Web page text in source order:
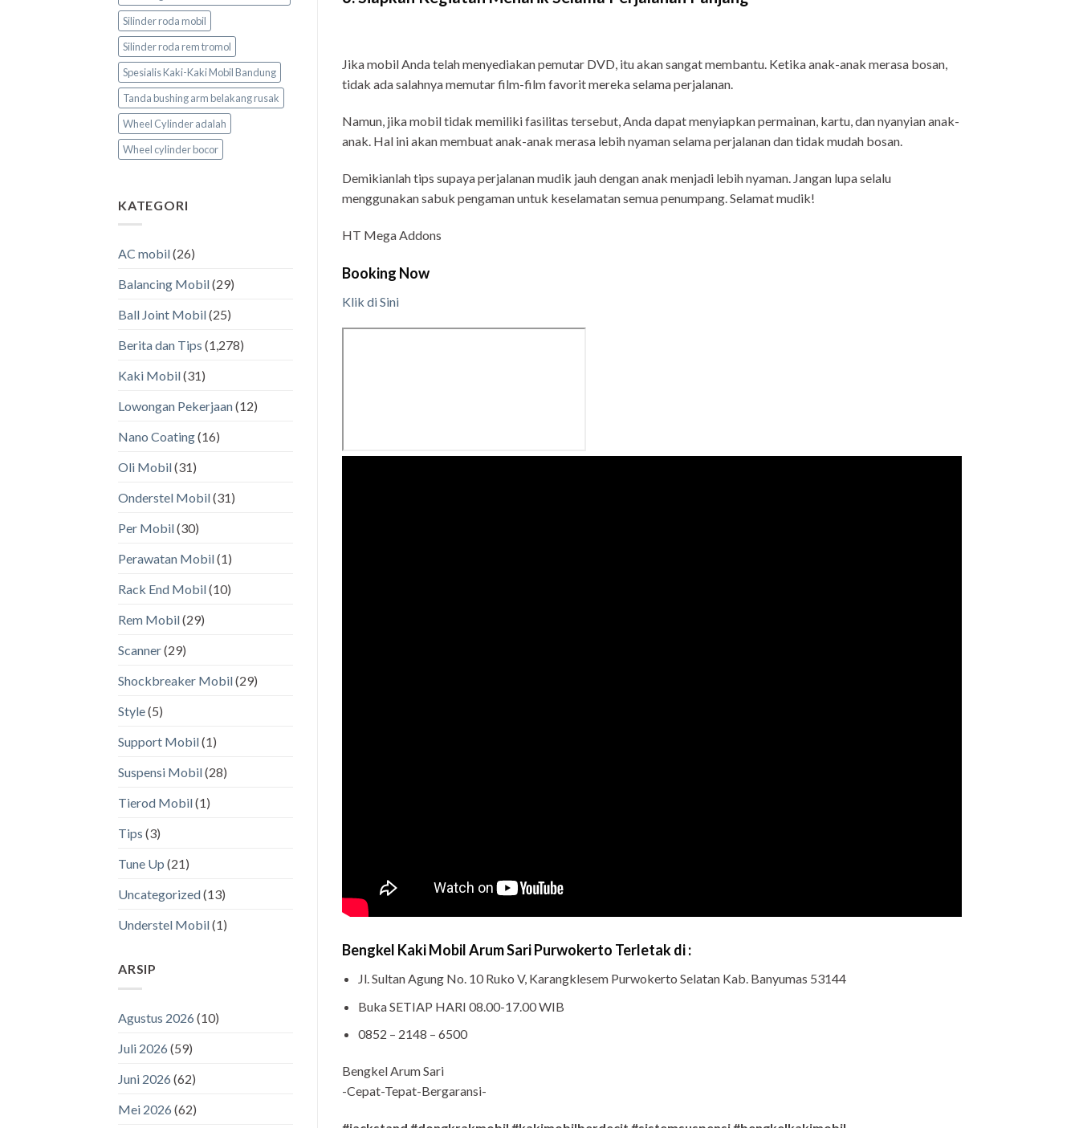
Silinder roda mobil
Silinder roda rem tromol
Spesialis Kaki-Kaki Mobil Bandung
Tanda bushing arm belakang rusak
Wheel Cylinder adalah
Wheel cylinder bocor
KATEGORI
AC mobil(26)
Balancing Mobil(29)
Ball Joint Mobil(25)
Berita dan Tips (1,278)
Kaki Mobil(31)
Lowongan Pekerjaan(12)
Nano Coating(16)
Oli Mobil(31)
Onderstel Mobil(31)
Per Mobil(30)
Perawatan Mobil(1)
Rack End Mobil(10)
Rem Mobil(29)
Scanner(29)
Shockbreaker Mobil(29)
Style(5)
Support Mobil(1)
Suspensi Mobil(28)
Tierod Mobil(1)
Tips (3)
Tune Up (21)
Uncategorized(13)
Understel Mobil(1)
ARSIP
Agustus 2026 (10)
Juli 2026 (59)
Juni 2026 (62)
Mei 2026 (62)
Jika mobil Anda telah menyediakan pemutar DVD, itu akan sangat membantu. Ketika anak-anak merasa bosan,
tidak ada salahnya memutar film-film favorit mereka selama perjalanan.
Namun, jika mobil tidak memiliki fasilitas tersebut, Anda dapat menyiapkan permainan, kartu, dan nyanyian anak-
anak. Hal ini akan membuat anak-anak merasa lebih nyaman selama perjalanan dan tidak mudah bosan.
Demikianlah tips supaya perjalanan mudik jauh dengan anak menjadi lebih nyaman. Jangan lupa selalu
menggunakan sabuk pengaman untuk keselamatan semua penumpang. Selamat mudik!
HT Mega Addons
Booking Now
Klik di Sini
Bengkel Kaki Mobil Arum Sari Purwokerto Terletak di :
Jl. Sultan Agung No. 10 Ruko V, Karangklesem Purwokerto Selatan Kab. Banyumas 53144
Buka SETIAP HARI 08.00-17.00 WIB
0852 – 2148 – 6500
Bengkel Arum Sari
-Cepat-Tepat-Bergaransi-